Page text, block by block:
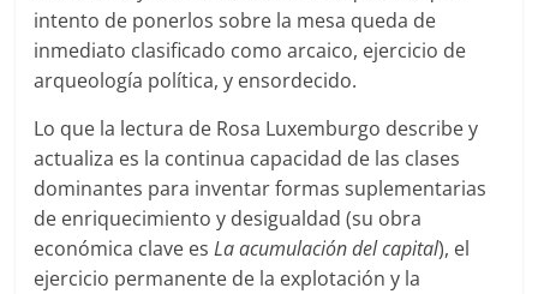
intento de ponerlos sobre la mesa queda de
inmediato clasificado como arcaico, ejercicio de
arqueología política, y ensordecido.
Lo que la lectura de Rosa Luxemburgo describe y
actualiza es la continua capacidad de las clases
dominantes para inventar formas suplementarias
de enriquecimiento y desigualdad (su obra
económica clave esLa acumulación del capital), el
ejercicio permanente de la explotación y la